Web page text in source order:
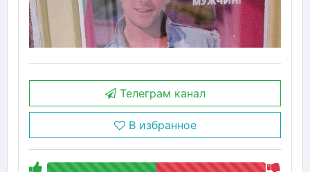
Телеграм канал
В избранное